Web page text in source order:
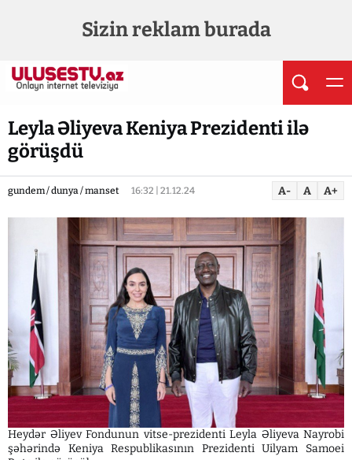
Sizin reklam burada
Leyla Əliyeva Keniya Prezidenti ilə
görüşdü
gundem / dunya / manset 16:32 | 21.12.24 A- A A+
Heydər Əliyev Fondunun vitse-prezidenti Leyla Əliyeva Nayrobi
şəhərində Keniya Respublikasının Prezidenti Uilyam Samoei